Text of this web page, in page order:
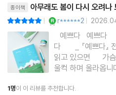
무래도 봄이 다시 오
종이책 아무래도 봄이 다시 오려나
| r******2 |
⠀예쁘다⠀예쁘다
다 ⠀⠀_ 『예쁘다』
읽고 있으면⠀⠀가
울컥 하며 올라옵
가족에게 '사랑한
말을 건네고 싶게
1명이 이 리뷰를 추천합니다.